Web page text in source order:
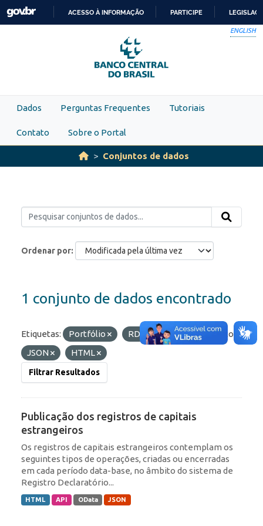
Skip to main content
PARA
O
CONTEÚDO
ACESSO À INFORMAÇÃO PARTICIPE
ENGLISH
Dados Perguntas Frequentes Tutoriais
Contato Sobre o Portal
Conjuntos de dados
Ordenar por
1 conjunto de dados encontrado
Etiquetas: Portfólio RDE IED
Formatos:
JSON
HTML
Filtrar Resultados
Publicação dos registros de capitais
estrangeiros
Os registros de capitais estrangeiros contemplam os
seguintes tipos de operações, criadas ou encerradas
em cada período data-base, no âmbito do sistema de
Registro Declaratório...
HTML API OData JSON